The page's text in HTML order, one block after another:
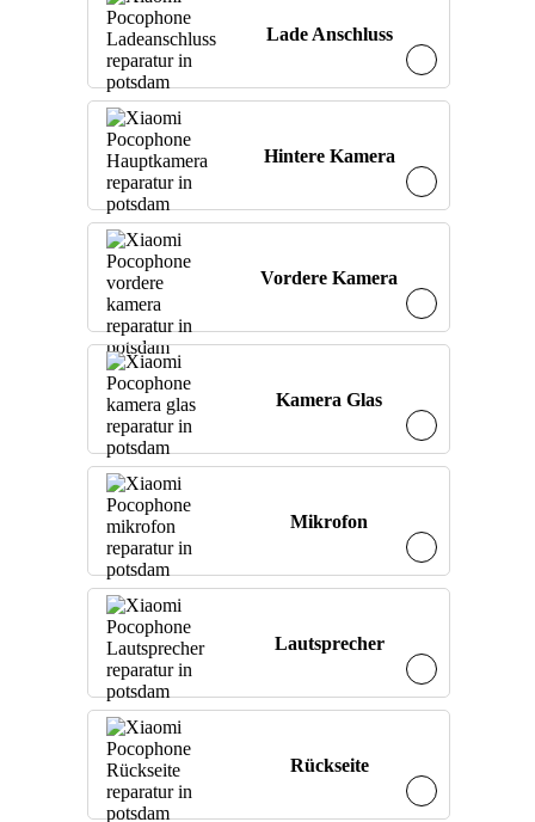
Lade Anschluss
Hintere Kamera
Vordere Kamera
Kamera Glas
Mikrofon
Lautsprecher
Rückseite